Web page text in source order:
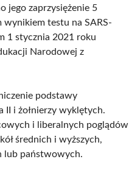
jego zaprzysiężenie 5
testu na SARS-
1 stycznia 2021 roku
Narodowej z
podstawy
II i żołnierzy wyklętych.
i liberalnych poglądów
średnich i wyższych,
lub państwowych.